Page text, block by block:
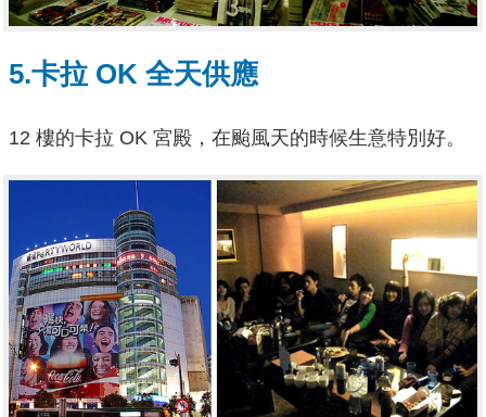
5.卡拉 OK 全天供應
12 樓的卡拉 OK 宮殿，在颱風天的時候生意特別好。